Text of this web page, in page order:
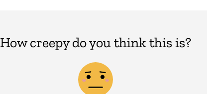
How creepy do you think this is?